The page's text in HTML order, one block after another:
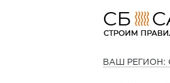
ВАШ РЕГИОН: